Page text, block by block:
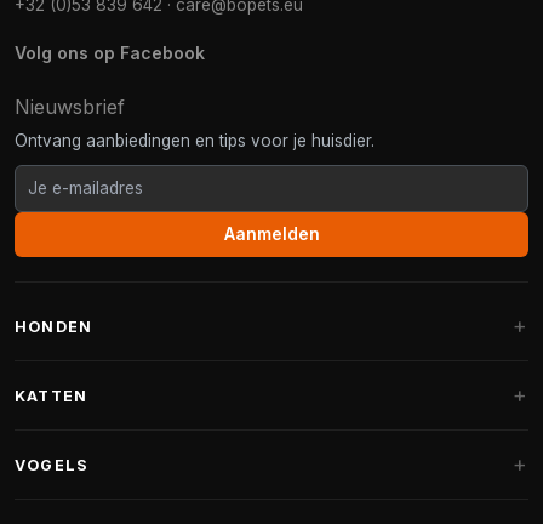
+32 (0)53 839 642 · care@bopets.eu
Volg ons op Facebook
Nieuwsbrief
Ontvang aanbiedingen en tips voor je huisdier.
Aanmelden
HONDEN
Fantail hondenmanden
KATTEN
VOGELS